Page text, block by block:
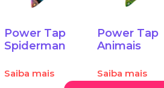
Power Tap
Spiderman
Saiba mais
Power Tap
Animais
Saiba mais